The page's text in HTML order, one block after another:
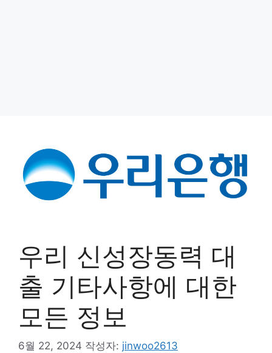
우리 신성장동력 대
출 기타사항에 대한
모든 정보
6월 22, 2024 작성자: jinwoo2613